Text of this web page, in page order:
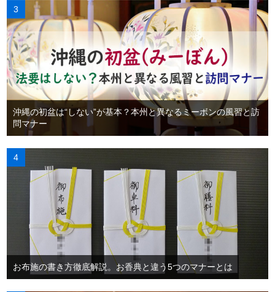
沖縄の初盆は“しない”が基本？本州と異なるミーボンの風習と訪
問マナー
お布施の書き方徹底解説。お香典と違う5つのマナーとは